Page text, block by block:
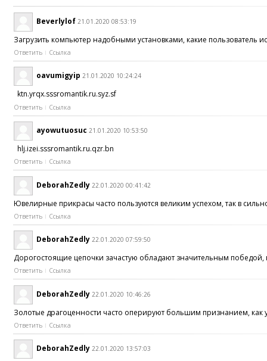
Beverlylof 21.01.2020 08:53:19
Загрузить компьютер надобными установками, какие
Ответить Ссылка
oavumigyip 21.01.2020 10:24:24
ktn.yrqx.sssromantik.ru.syz.sf
Ответить Ссылка
ayowutuosuc 21.01.2020 10:53:50
hlj.izei.sssromantik.ru.qzr.bn
Ответить Ссылка
DeborahZedly 22.01.2020 00:41:42
Ювелирные прикрасы часто пользуются великим успехом, так в
Ответить Ссылка
DeborahZedly 22.01.2020 07:59:50
Дорогостоящие цепочки зачастую обладают значительным
Ответить Ссылка
DeborahZedly 22.01.2020 10:46:26
Золотые драгоценности часто оперируют большим признанием, как
Ответить Ссылка
DeborahZedly 22.01.2020 13:57:03